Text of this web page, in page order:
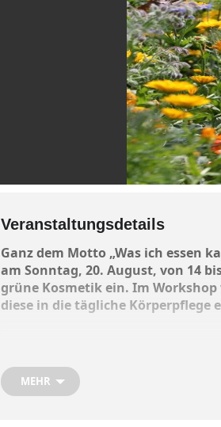
Veranstaltungsdetails
Ganz dem Motto „Was ich essen
am Sonntag, 20. August, von 14
grüne Kosmetik ein. Im
diese in die tägliche Körperpflege
amerang.de
anmelden.
MEHR